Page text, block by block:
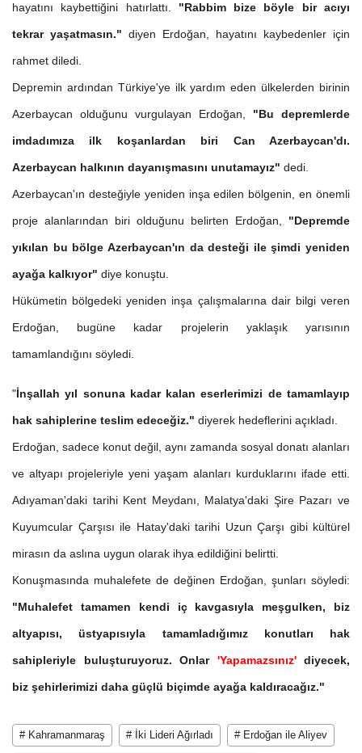
hayatını kaybettiğini hatırlattı. "Rabbim bize böyle bir acıyı
tekrar yaşatmasın." diyen Erdoğan, hayatını kaybedenler için
rahmet diledi.
Depremin ardından Türkiye'ye ilk yardım eden ülkelerden birinin
Azerbaycan olduğunu vurgulayan Erdoğan, "Bu depremlerde
imdadımıza ilk koşanlardan biri Can Azerbaycan'dı.
Azerbaycan halkının dayanışmasını unutamayız" dedi.
Azerbaycan'ın desteğiyle yeniden inşa edilen bölgenin, en önemli
proje alanlarından biri olduğunu belirten Erdoğan, "Depremde
yıkılan bu bölge Azerbaycan'ın da desteği ile şimdi yeniden
ayağa kalkıyor" diye konuştu.
Hükümetin bölgedeki yeniden inşa çalışmalarına dair bilgi veren
Erdoğan, bugüne kadar projelerin yaklaşık yarısının
tamamlandığını söyledi.
"İnşallah yıl sonuna kadar kalan eserlerimizi de tamamlayıp
hak sahiplerine teslim edeceğiz." diyerek hedeflerini açıkladı.
Erdoğan, sadece konut değil, aynı zamanda sosyal donatı alanları
ve altyapı projeleriyle yeni yaşam alanları kurduklarını ifade etti.
Adıyaman'daki tarihi Kent Meydanı, Malatya'daki Şire Pazarı ve
Kuyumcular Çarşısı ile Hatay'daki tarihi Uzun Çarşı gibi kültürel
mirasın da aslına uygun olarak ihya edildiğini belirtti.
Konuşmasında muhalefete de değinen Erdoğan, şunları söyledi:
"Muhalefet tamamen kendi iç kavgasıyla meşgulken, biz
altyapısı, üstyapısıyla tamamladığımız konutları hak
sahipleriyle buluşturuyoruz. Onlar'Yapamazsınız' diyecek,
biz şehirlerimizi daha güçlü biçimde ayağa kaldıracağız."
# Kahramanmaraş # İki Lideri Ağırladı # Erdoğan ile Aliyev